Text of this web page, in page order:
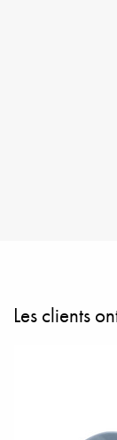
Les clients